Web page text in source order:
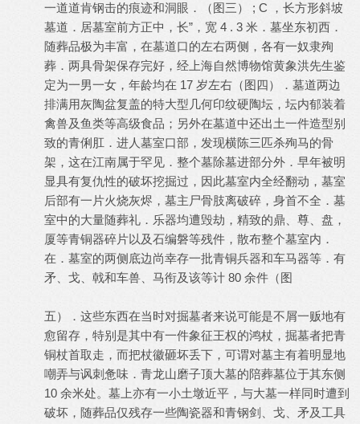
一道道肯钢击的痕迹和洞眼．（图三） ; C ，长方形斜坡
墓道．居墓室前方正中，长”，宽 4 . 3 米．墓坐东初西．
随葬品极为丰富，在墓道口的左右两侧，各有一奴隶殉
葬．两具骨架保存完好，经上海自然博物馆黄象洪先生鉴
定为一男一女，年龄均在 17 岁左右（图四）．墓道两边
排满用灰陶盆复盖的特大型几何印纹硬陶坛，坛内郁装着
禽兽及鱼类等高级食品；另外在墓道中还出土一件造型别
致的青俐肛．进人墓室口部，发现横陈三匹杀殉马的骨
架，这在江南属于罕见．整个墓除墓进部分外．早年被明
显具有复仇性的破坏挖掘过，因此墓室内全经翻动，墓室
后部有一片火烧灰烬，墓主尸骨肢离破碎，身首不全．墓
室中的大量随葬礼．乐器均遭毁劫，精致的鼎、尊、盘，
厦等青铜器碎片以及石编磐等残件，散布整个墓室内．
在．墓室的两侧底边尚幸存一批青铜兵器和车马器等．有
矛、戈、戟和车兽、马衔及该等计 80 余件（图
五）．这些东西在当时对掘墓者来说可能是不屑一贩地有
愈留存，特别是其中有一件象征王权的鸿杖，掘墓者把青
铜杖首取走，而把杖徽砸坏丢下，可谓对墓主有着明显地
嘲弄与讽刺惫味．青龙山磨子顶大墓的陪葬墓位于其东侧
10 余米处。墓上亦有一小土墩近平，与大墓一样同时遭到
破坏，随葬品仅残存一些陶瓷器和青钢剑、戈、矛及工具